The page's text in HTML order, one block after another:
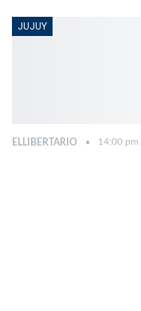
JUJUY
ELLIBERTARIO 14:00 pm